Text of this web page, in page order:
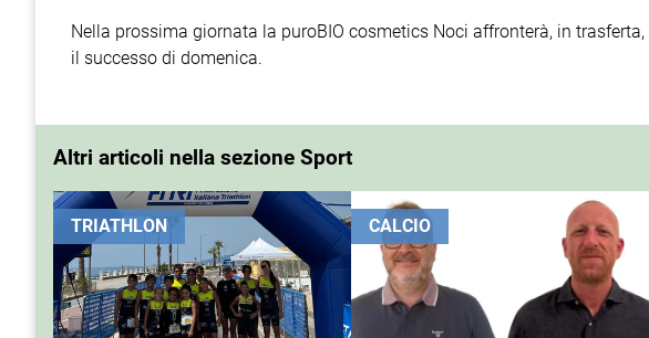
Nella prossima giornata la puroBIO cosmetics Noci affronterà, in
il successo di domenica.
Altri articoli nella sezione Sport
TRIATHLON CALCIO